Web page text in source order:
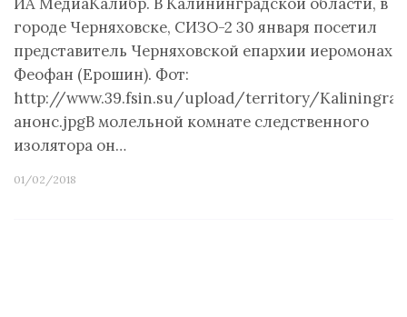
городе Черняховске, СИЗО-2 30 января посетил
представитель Черняховской епархии иеромонах
Феофан (Ерошин). Фот:
http://www.39.fsin.su/upload/territory/
анонс.jpgВ молельной комнате следственного
изолятора он…
01/02/2018